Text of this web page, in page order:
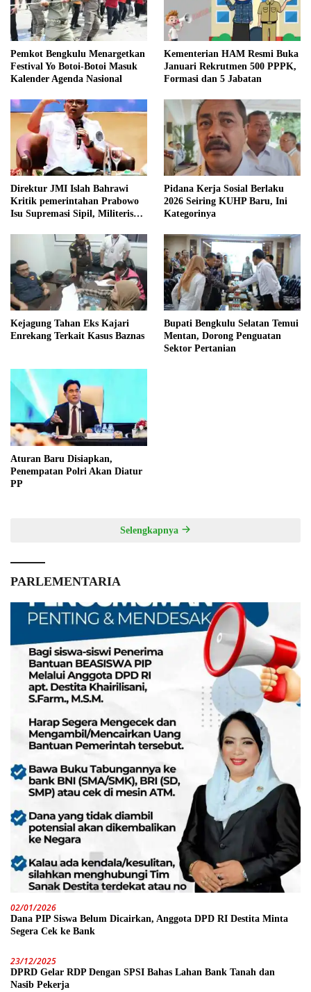
Pemkot Bengkulu Menargetkan
Festival Yo Botoi-Botoi Masuk
Kalender Agenda Nasional
Kementerian HAM Resmi Buka
Januari Rekrutmen 500 PPPK,
Formasi dan 5 Jabatan
Direktur JMI Islah Bahrawi
Kritik pemerintahan Prabowo
Isu Supremasi Sipil, Militerisasi,
Pidana Kerja Sosial Berlaku
2026 Seiring KUHP Baru, Ini
Kategorinya
Kejagung Tahan Eks Kajari
Enrekang Terkait Kasus Baznas
Bupati Bengkulu Selatan Temui
Mentan, Dorong Penguatan
Sektor Pertanian
Aturan Baru Disiapkan,
Penempatan Polri Akan Diatur
PP
Selengkapnya
PARLEMENTARIA
02/01/2026
Dana PIP Siswa Belum Dicairkan, Anggota DPD RI Destita Minta
Segera Cek ke Bank
23/12/2025
DPRD Gelar RDP Dengan SPSI Bahas Lahan Bank Tanah dan
Nasib Pekerja